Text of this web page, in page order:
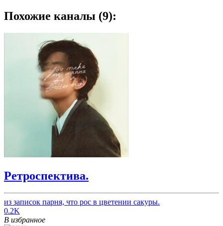
Похожие каналы (9):
Ретроспектива.
из записок парня, что рос в цветении сакуры.
0.2K
В избранное